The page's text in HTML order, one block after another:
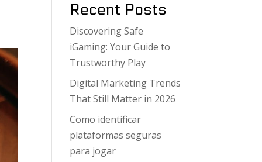
Recent Posts
Discovering Safe
iGaming: Your Guide to
Trustworthy Play
Digital Marketing Trends
That Still Matter in 2026
Como identificar
plataformas seguras
para jogar